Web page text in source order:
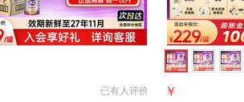
已有人评价 ￥